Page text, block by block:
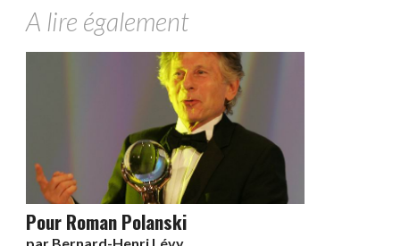
A lire également
Pour Roman Polanski
par Bernard-Henri Lévy